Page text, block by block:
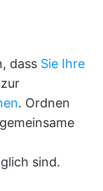
dass Sie Ihre
. Ordnen
sind.